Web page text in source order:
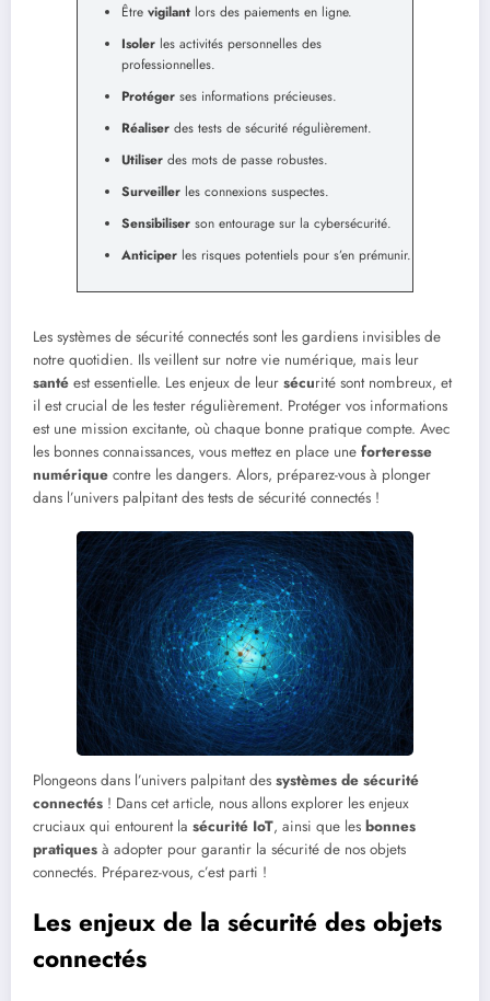
Être vigilant lors des paiements en ligne.
Isoler les activités personnelles des
professionnelles.
Protéger ses informations précieuses.
Réaliser des tests de sécurité régulièrement.
Utiliser des mots de passe robustes.
Surveiller les connexions suspectes.
Sensibiliser son entourage sur la cybersécurité.
Anticiper les risques potentiels pour s’en prémunir.
Les systèmes de sécurité connectés sont les gardiens invisibles de
notre quotidien. Ils veillent sur notre vie numérique, mais leur
santé est essentielle. Les enjeux de leur sécurité sont nombreux, et
il est crucial de les tester régulièrement. Protéger vos informations
est une mission excitante, où chaque bonne pratique compte. Avec
les bonnes connaissances, vous mettez en place une forteresse
numérique contre les dangers. Alors, préparez-vous à plonger
dans l’univers palpitant des tests de sécurité connectés !
Plongeons dans l’univers palpitant des systèmes de sécurité
connectés ! Dans cet article, nous allons explorer les enjeux
cruciaux qui entourent la sécurité IoT, ainsi que les bonnes
pratiques à adopter pour garantir la sécurité de nos objets
connectés. Préparez-vous, c’est parti !
Les enjeux de la sécurité des objets
connectés